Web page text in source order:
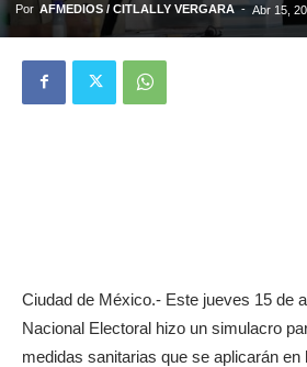
Por AFMEDIOS / CITLALLY VERGARA - Abr 15,
Ciudad de México.- Este jueves 15 de
Nacional Electoral hizo un simulacro
medidas sanitarias que se aplicarán en